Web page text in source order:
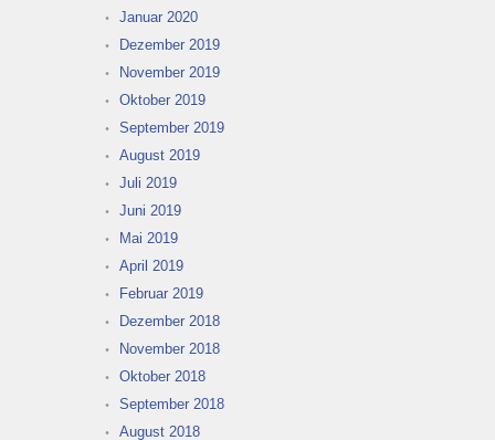
Januar 2020
Dezember 2019
November 2019
Oktober 2019
September 2019
August 2019
Juli 2019
Juni 2019
Mai 2019
April 2019
Februar 2019
Dezember 2018
November 2018
Oktober 2018
September 2018
August 2018